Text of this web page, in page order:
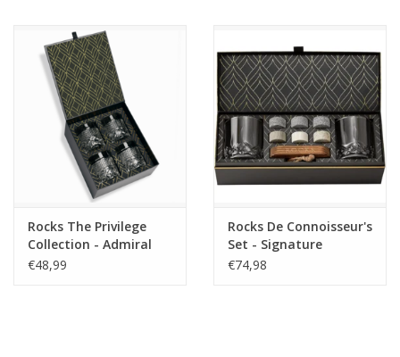
Rocks The Privilege
Collection - Admiral
Glasses
€48,99
Rocks De Connoisseur's
Set - Signature
Whiskey Glass Edition
€74,98